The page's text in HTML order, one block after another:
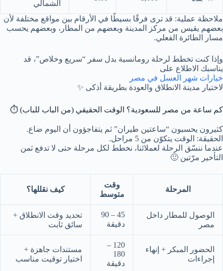
الشمالي
ملاحظة عملية: قد ترى فرقًا بسيطًا في الأرقام بين مواقع مختلفة لأن
بعضهم يقيس من مركز المدينة وبعضهم من المطار، وبعضهم يحسب
مسار الطائرة الفعلي.
وإذا كنت تخطط لرحلة رومانسية بدل سفر “سريع وخلاص”، قد
يناسبك الاطلاع على
خيارات شهر العسل في مصر
لاختيار مدينة الانطلاق والعودة بطريقة أذكى ✨
كم ساعة من مصر للسعودية؟ الوقت الحقيقي (من الباب للباب) ⏱️
كثيرون يحسبون “ساعتين طيران” ثم يتفاجؤون أن اليوم ضاع.
الحقيقة: الوقت يتكوّن من 5 مراحل.
عندما ننسّق الرحلة لعملائنا، نخطط لكل مرحلة حتى لا تدفع ثمن
التأخير مرّتين 🙂
المرحلة
وقت
متوسط
كيف نقللها؟
الوصول للمطار داخل
مصر
45 – 90
دقيقة
تحديد وقت الانطلاق +
سائق ثابت
الحضور المبكر + إنهاء
إجراءات
120 –
180
دقيقة
مستندات جاهزة +
اختيار توقيت مناسب